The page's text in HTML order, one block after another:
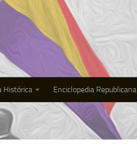
Histórica Enciclopedia Republicana